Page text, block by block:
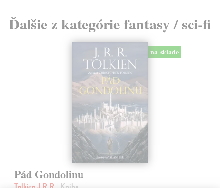
Ďalšie z kategórie fantasy / sci-fi
na sklade
Pád Gondolinu